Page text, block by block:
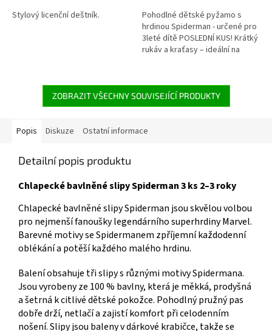
5
Stylový licenční deštník.
5
hvězdiček.
Pohodlné dětské pyžamo s
hrdinou Spiderman - určené pro
3leté dítě POSLEDNÍ KUS! Krátký
rukáv a kraťasy – ideální na
👉 zde.
ZOBRAZIT VŠECHNY SOUVISEJÍCÍ PRODUKTY
Popis Diskuze Ostatní informace
Detailní popis produktu
Chlapecké bavlněné slipy Spiderman 3 ks 2–3 roky
Chlapecké bavlněné slipy Spiderman jsou skvělou volbou
pro nejmenší fanoušky legendárního superhrdiny Marvel.
Barevné motivy se Spidermanem zpříjemní každodenní
oblékání a potěší každého malého hrdinu.
Balení obsahuje tři slipy s různými motivy Spidermana.
Jsou vyrobeny ze 100 % bavlny, která je měkká, prodyšná
a šetrná k citlivé dětské pokožce. Pohodlný pružný pas
dobře drží, netlačí a zajistí komfort při celodenním
nošení. Slipy jsou baleny v dárkové krabičce, takže se